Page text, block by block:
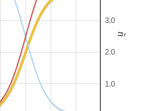
1.0
2.0
3.0
ñ